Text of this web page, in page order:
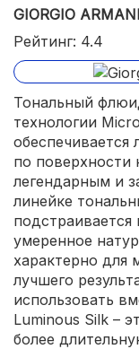
GIORGIO
Рейтинг: 4.4
Тональный
технологии
обеспечивается
по поверхности
легендарным и
линейке
умеренное
характерно для
лучшего
использовать
Luminous Silk –
более